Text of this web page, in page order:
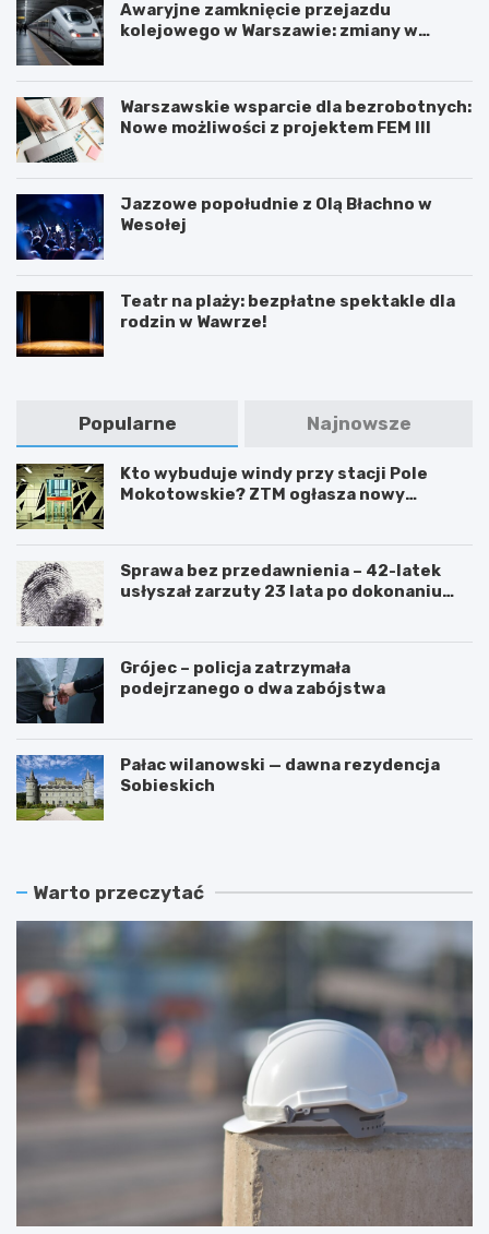
Awaryjne zamknięcie przejazdu
kolejowego w Warszawie: zmiany w
Warszawskie wsparcie dla bezrobotnych:
Nowe możliwości z projektem FEM III
Jazzowe popołudnie z Olą Błachno w
Wesołej
Teatr na plaży: bezpłatne spektakle dla
rodzin w Wawrze!
Popularne Najnowsze
Kto wybuduje windy przy stacji Pole
Mokotowskie? ZTM ogłasza nowy
Sprawa bez przedawnienia – 42-latek
usłyszał zarzuty 23 lata po dokonaniu
Grójec – policja zatrzymała
podejrzanego o dwa zabójstwa
Pałac wilanowski — dawna rezydencja
Sobieskich
Warto przeczytać